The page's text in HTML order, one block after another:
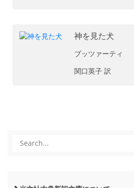
神を見た犬
ブッツァーティ
関口英子 訳